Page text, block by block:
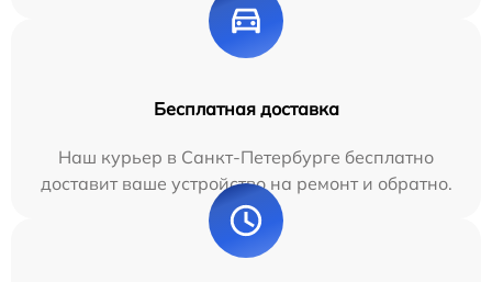
Бесплатная доставка
Наш курьер в Санкт-Петербурге бесплатно
доставит ваше устройство на ремонт и обратно.